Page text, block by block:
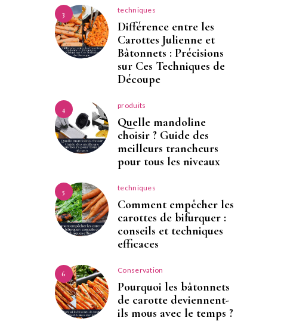
3 techniques
Différence entre les
Carottes Julienne et
Bâtonnets : Précisions
sur Ces Techniques de
Découpe
4 produits
Quelle mandoline
choisir ? Guide des
meilleurs trancheurs
pour tous les niveaux
5 techniques
Comment empêcher les
carottes de bifurquer :
conseils et techniques
efficaces
6 Conservation
Pourquoi les bâtonnets
de carotte deviennent-
ils mous avec le temps ?